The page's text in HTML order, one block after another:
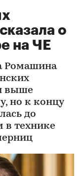
о
на ЧЕ
Ромашина
выше
но к концу
до
в технике